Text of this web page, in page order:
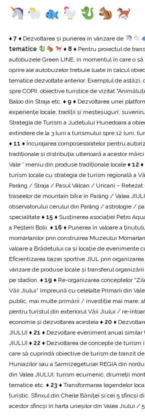
♦ 7 ♦ Dezvoltarea și punerea în vânzare de
tematice
♦ 8 ♦Pentru proiectul de
autobuzele Green LINE, în momentul în care o
oprire ale autobuzelor trebuie luate în calcul
tematice dezvoltate anterior. Exemplul de
spre COPII, obiective turistice de vizitat
Baloo din Straja etc. ♦ 9 ♦ Dezvoltarea unei
experiențe locale, tradiții și meșteșuguri,
Strategia de Turism a Județului Hunedoara a
extindere de la 3 luni a turismului spre 12 luni,
♦ 11 ♦ Încurajarea composesoratelor pentru
tradiționale și distribuția ulterioară a acestor
Vale * meniu din produse tradiționale locale ♦ 12 ♦
turism locale cu strategia de turism regională a
Parâng / Straja / Pasul Vâlcan / Uricani – Retezat
traseelor de mountain bike în Parâng / Valea
observatorului cerului din Parâng / astrologie /
specialitate ♦ 15 ♦ Susținerea asociației Petro
a Peșterii Bolii. ♦ 16 ♦ Punerea în valoare a
momârlanilor prin construirea Muzeului
valoare a Brădetului ca și locație de evenimente
Eficientizarea bazei sportive JIUL prin
vânzare de produse locale și transferul
pe stadion. ♦ 19 ♦ Re-organizarea conceptelor
Văii Jiului” împreună cu celelalte Primarii din
public, mai multe primării / investiție mai mare,
pentru turistul din exteriorul Văii Jiului / re-
economie și dezvoltarea acesteia ♦ 20 ♦
JIULUI ♦ 21 ♦ Dezvoltare eveniment anual similar
JIULUI. ♦ 22 ♦ Dezvoltarea de concepte de turism
care să cuprindă obiective de turism de tranzit
Huniazilor sau a Sarmizegetusei REGIA din
din Valea JIULUI: turism ecumenic, drumeții
tematice etc. ♦ 23 ♦ Transformarea legendelor
turistic. Sfinxul din Cheile Băniței și cei 5 sfincși
acestor sfincși în harta urieșilor din Valea Jiului /